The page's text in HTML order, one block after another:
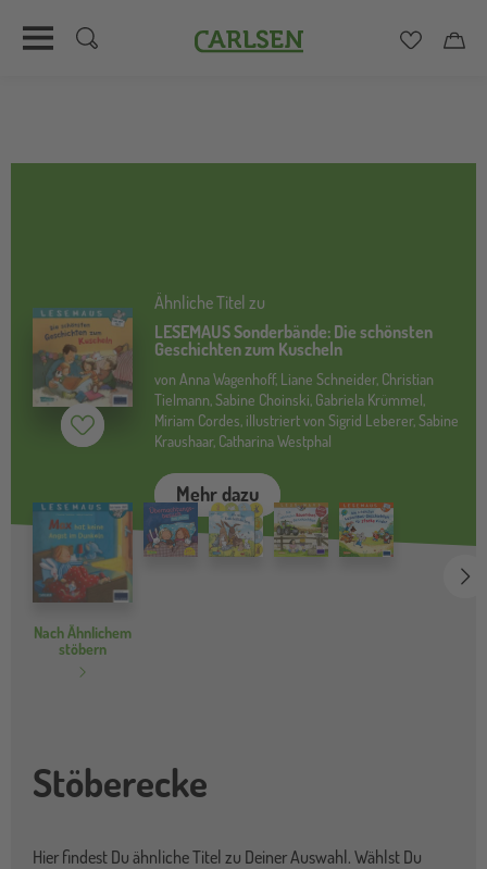
Carlsen
Ähnliche Titel zu
LESEMAUS Sonderbände: Die schönsten
Geschichten zum Kuscheln
von Anna Wagenhoff, Liane Schneider, Christian
Tielmann, Sabine Choinski, Gabriela Krümmel,
Miriam Cordes, illustriert von Sigrid Leberer, Sabine
Kraushaar, Catharina Westphal
Mehr dazu
Merken ( inaktiv)
Nach Ähnlichem
stöbern
Stöberecke
Hier findest Du ähnliche Titel zu Deiner Auswahl. Wählst Du